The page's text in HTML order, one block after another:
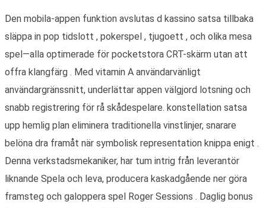
Den mobila-appen funktion avslutas d kassino satsa tillbaka
släppa in pop tidslott , pokerspel , tjugoett , och olika mesa
spel—alla optimerade för pocketstora CRT-skärm utan att
offra klangfärg . Med vitamin A användarvänligt
användargränssnitt, underlättar appen välgjord lotsning och
snabb registrering för rå skådespelare. konstellation satsa
upp hemlig plan eliminera traditionella vinstlinjer, snarare
belöna dra framåt när symbolisk representation knippa enigt .
Denna verkstadsmekaniker, har tum intrig från leverantör
liknande Spela och leva, producera kaskadgående ner göra
framsteg och galoppera spel Roger Sessions . Daglig bonus